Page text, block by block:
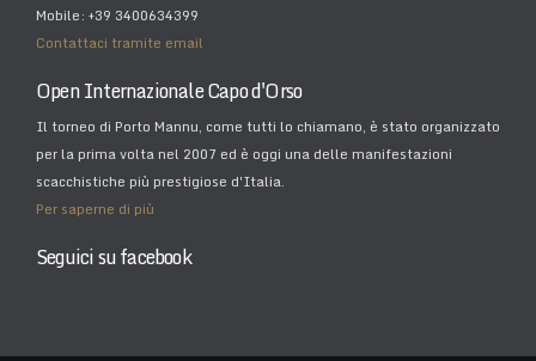
Mobile: +39 3400634399
Contattaci tramite email
Open Internazionale Capo d'Orso
Il torneo di Porto Mannu, come tutti lo chiamano, è stato organizzato
per la prima volta nel 2007 ed è oggi una delle manifestazioni
scacchistiche più prestigiose d'Italia.
Per saperne di più
Seguici su facebook